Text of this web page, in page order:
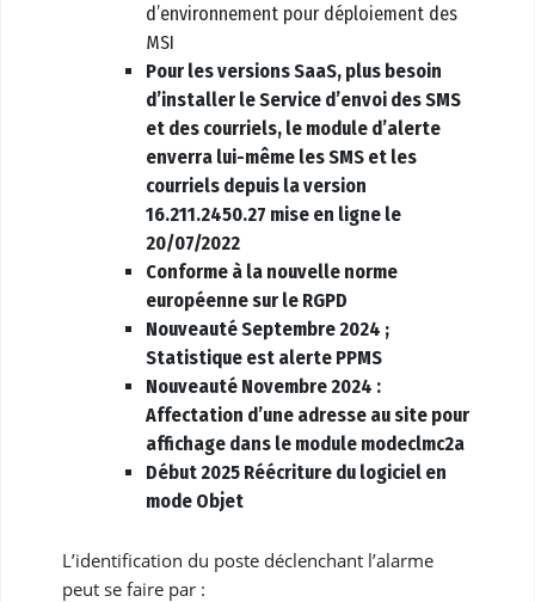
d’environnement pour déploiement des
MSI
Pour les versions SaaS, plus besoin
d’installer le Service d’envoi des SMS
et des courriels, le module d’alerte
enverra lui-même les SMS et les
courriels depuis la version
16.211.2450.27 mise en ligne le
20/07/2022
Conforme à la nouvelle norme
européenne sur le RGPD
Nouveauté Septembre 2024 ;
Statistique est alerte PPMS
Nouveauté Novembre 2024 :
Affectation d’une adresse au site pour
affichage dans le module modeclmc2a
Début 2025 Réécriture du logiciel en
mode Objet
L’identification du poste déclenchant l’alarme
peut se faire par :